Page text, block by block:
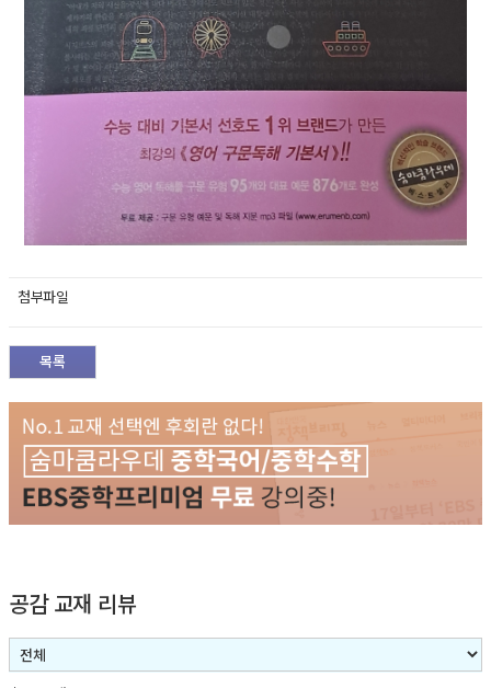
첨부파일
목록
공감 교재 리뷰